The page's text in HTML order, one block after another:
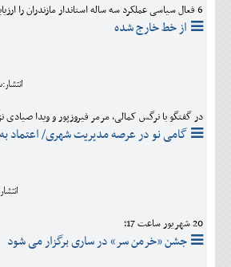
6 فعال سیاسی عملکرد سه ساله استاندار مازندران را ارزیابی می کنند
از خط خارج شده
انتشار:سه شنبه
در گفتگو با نرگس کمالی، مرمر فیروزپور و ویدا صیادی
گامی نو در عرصه مدیریت شهری/ اعتماد به
20 شهریور ساعت 17؛
جشن «خرمن سر» در ساری برگزار می شود